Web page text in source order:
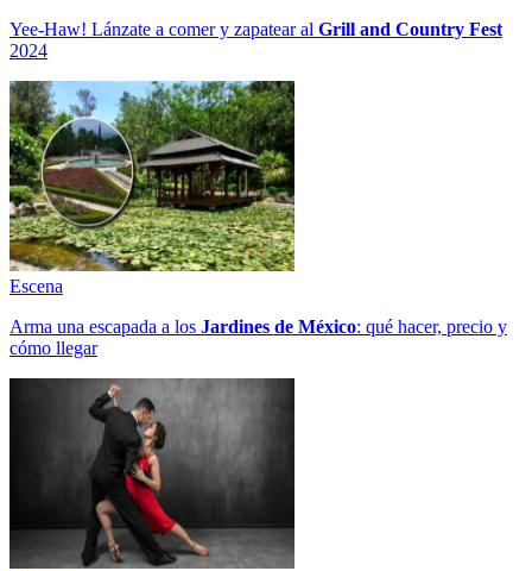
Yee-Haw! Lánzate a comer y zapatear al Grill and Country Fest
2024
Escena
Arma una escapada a los Jardines de México: qué hacer, precio y
cómo llegar